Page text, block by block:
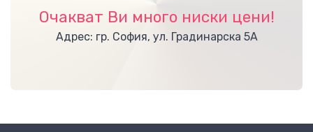
Очакват Ви много ниски цени!
Адрес: гр. София, ул. Градинарска 5А